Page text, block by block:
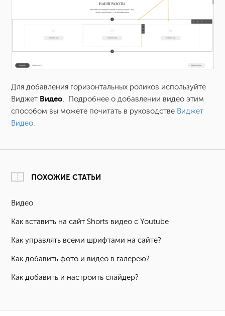
Для добавления горизонтальных роликов используйте
Виджет Видео. Подробнее о добавлении видео этим
способом вы можете почитать в руководстве Виджет
Видео.
ПОХОЖИЕ СТАТЬИ
Видео
Как вставить на сайт Shorts видео с Youtube
Как управлять всеми шрифтами на сайте?
Как добавить фото и видео в галерею?
Как добавить и настроить слайдер?